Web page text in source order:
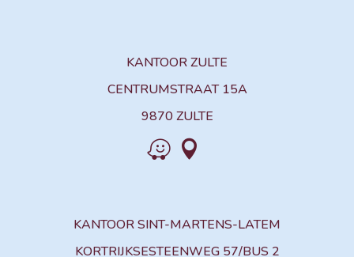
KANTOOR ZULTE
CENTRUMSTRAAT 15A
9870 ZULTE
 
KANTOOR SINT-MARTENS-LATEM
KORTRIJKSESTEENWEG 57/BUS 2